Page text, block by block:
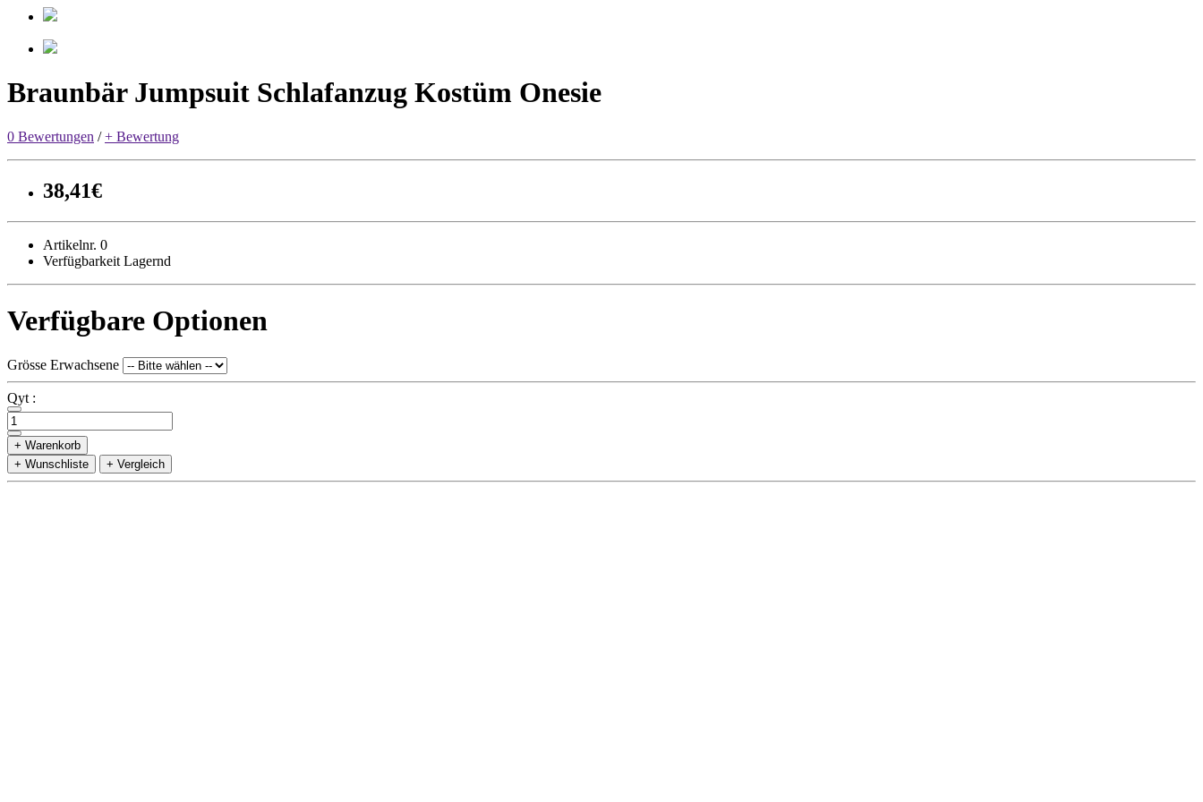
Braunbär Jumpsuit Schlafanzug Kostüm Onesie
0 Bewertungen /+ Bewertung
38,41€
Artikelnr. 0
Verfügbarkeit Lagernd
Verfügbare Optionen
Grösse Erwachsene
Qyt :
+ Warenkorb
+ Wunschliste
+ Vergleich